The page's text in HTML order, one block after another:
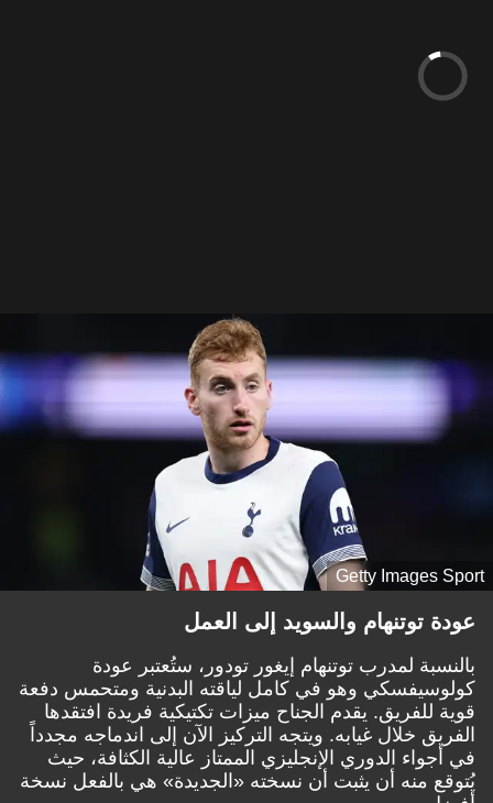
Getty Images Sport
عودة توتنهام والسويد إلى العمل
بالنسبة لمدرب توتنهام إيغور تودور، ستُعتبر عودة
كولوسيفسكي وهو في كامل لياقته البدنية ومتحمس دفعة
قوية للفريق. يقدم الجناح ميزات تكتيكية فريدة افتقدها
الفريق خلال غيابه. ويتجه التركيز الآن إلى اندماجه مجدداً
في أجواء الدوري الإنجليزي الممتاز عالية الكثافة، حيث
يُتوقع منه أن يثبت أن نسخته «الجديدة» هي بالفعل نسخة